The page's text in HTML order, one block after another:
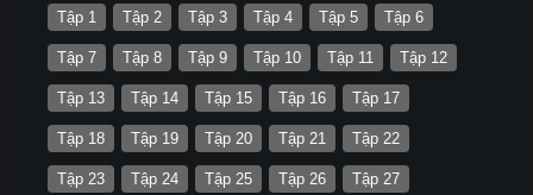
Tập 1 Tập 2 Tập 3 Tập 4 Tập 5 Tập 6
Tập 7 Tập 8 Tập 9 Tập 10 Tập 11 Tập 12
Tập 13 Tập 14 Tập 15 Tập 16 Tập 17
Tập 18 Tập 19 Tập 20 Tập 21 Tập 22
Tập 23 Tập 24 Tập 25 Tập 26 Tập 27